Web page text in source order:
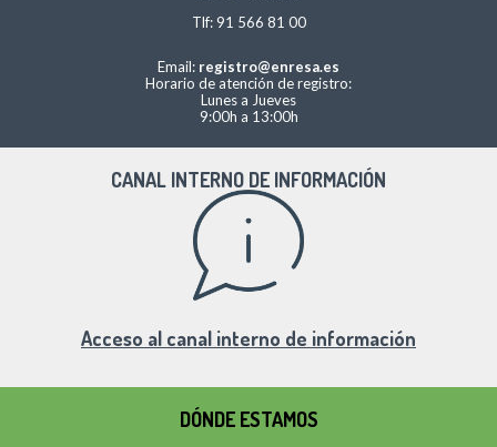
Tlf: 91 566 81 00
Email: registro@enresa.es
Horario de atención de registro:
Lunes a Jueves
9:00h a 13:00h
CANAL INTERNO DE INFORMACIÓN
Acceso al canal interno de información
DÓNDE ESTAMOS